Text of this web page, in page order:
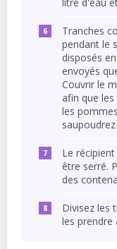
Tranches
pendant le
disposés
envoyés
Couvrir le
afin que
les
Le
être serré.
des
Divisez les
les prendre